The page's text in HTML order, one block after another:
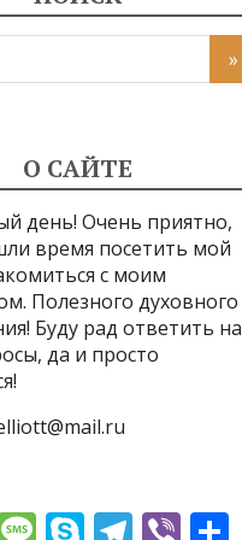
О САЙТЕ
день! Очень приятно,
время посетить мой
с моим
Полезного духовного
Буду рад ответить на
да и просто